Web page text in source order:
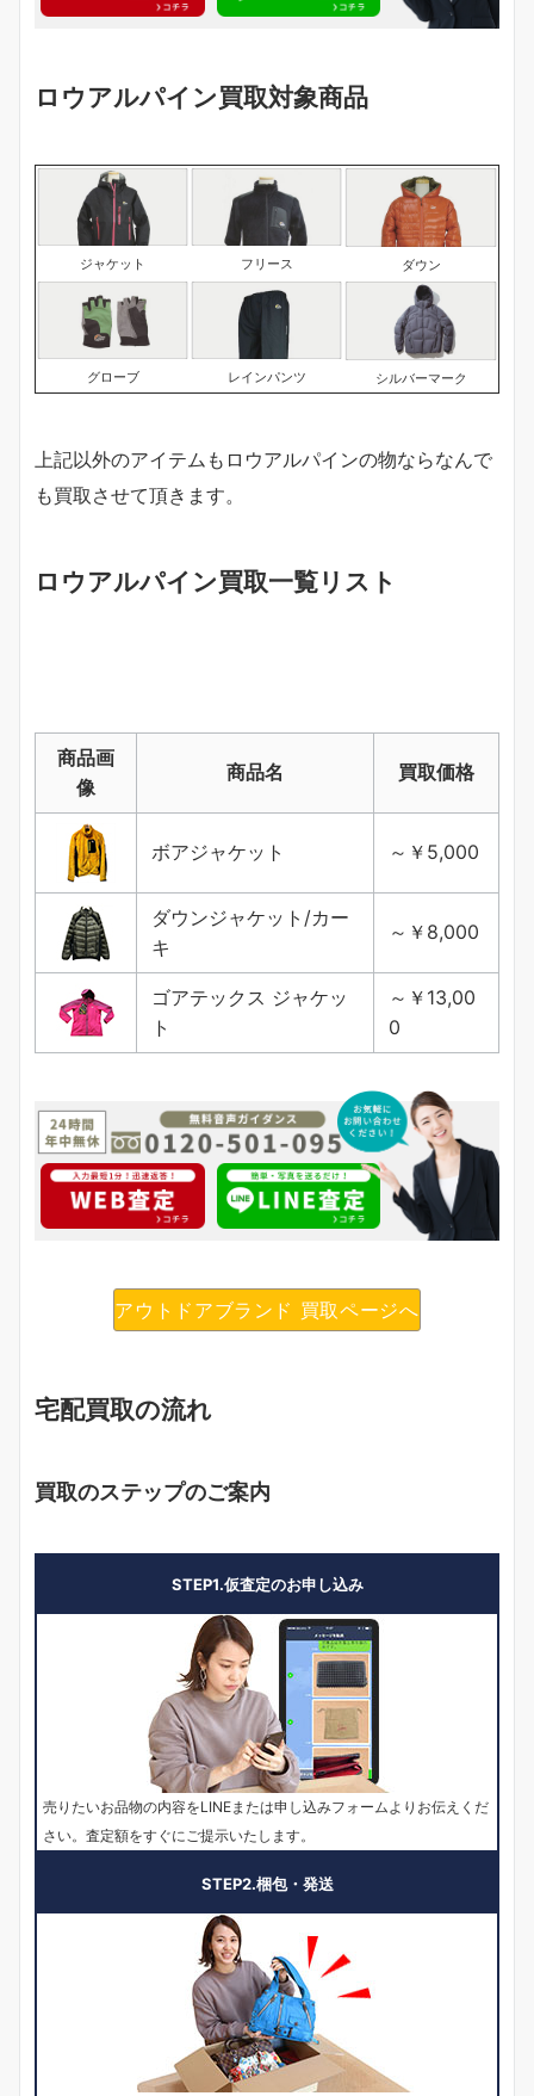
ロウアルパイン買取対象商品
ジャケット フリース ダウン
グローブ レインパンツ シルバーマーク
上記以外のアイテムもロウアルパインの物ならなんで
も買取させて頂きます。
ロウアルパイン買取一覧リスト
商品画
像
商品名 買取価格
ボアジャケット ～￥5,000
ダウンジャケット/カー
キ
～￥8,000
ゴアテックス ジャケッ
ト
～￥13,00
0
アウトドアブランド 買取ページへ
宅配買取の流れ
買取のステップのご案内
STEP1.仮査定のお申し込み
売りたいお品物の内容をLINEまたは申し込みフォームよりお伝えくだ
さい。査定額をすぐにご提示いたします。
STEP2.梱包・発送